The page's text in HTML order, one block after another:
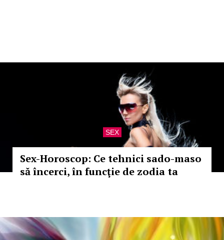
SEX
Sex-Horoscop: Ce tehnici sado-maso
să încerci, în funcţie de zodia ta